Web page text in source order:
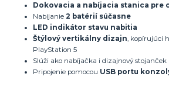
Dokovacia a nabíjacia stanica pre
Nabíjanie 2 batérií súčasne
LED indikátor stavu nabitia
Štýlový vertikálny dizajn, kopírujúci
PlayStation 5
Slúži ako nabíjačka i dizajnový stojanček
Pripojenie pomocou USB portu